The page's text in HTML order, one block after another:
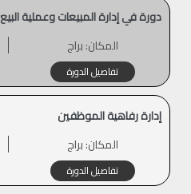
دورة في إدارة المبيعات وعملية البيع
المكان:براج
تفاصيل الدورة
إدارة رفاهية الموظفين
المكان:براج
تفاصيل الدورة